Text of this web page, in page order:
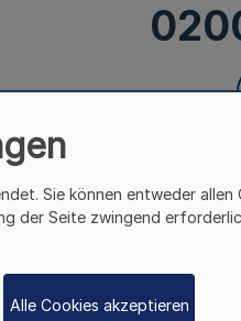
- SMBl. NRW. - (Stand
Sie können entweder allen
der Seite zwingend
Alle Cookies akzeptieren